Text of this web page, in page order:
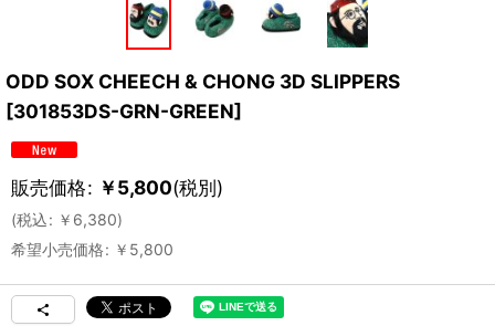
ODD SOX CHEECH & CHONG 3D SLIPPERS
[301853DS-GRN-GREEN]
販売価格: ￥5,800(税別)
(税込: ￥ 6,380)
希望小売価格: ￥ 5,800